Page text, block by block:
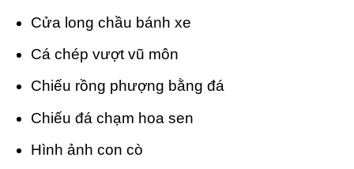
Cửa long chầu bánh xe
Cá chép vượt vũ môn
Chiếu rồng phượng bằng đá
Chiếu đá chạm hoa sen
Hình ảnh con cò